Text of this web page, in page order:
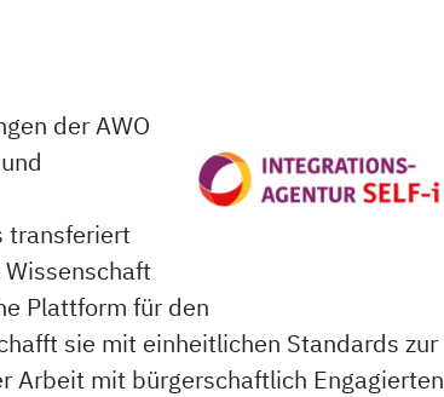
der AWO
transferiert
Plattform für den
sie mit einheitlichen Standards zur
Arbeit mit bürgerschaftlich Engagierten